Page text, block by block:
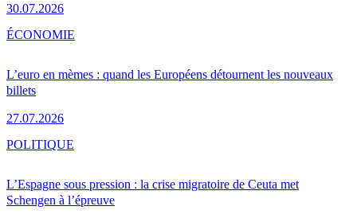
30.07.2026
L’euro en mèmes : quand les Européens détournent les nouveaux
billets
27.07.2026
ÉCONOMIE
L’Espagne sous pression : la crise migratoire de Ceuta met
Schengen à l’épreuve
POLITIQUE